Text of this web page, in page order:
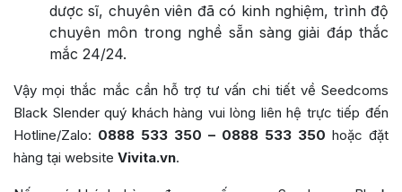
dược sĩ, chuyên viên đã có kinh nghiệm, trình độ
chuyên môn trong nghề sẵn sàng giải đáp thắc
mắc 24/24.
Vậy mọi thắc mắc cần hỗ trợ tư vấn chi tiết về Seedcoms
Black Slender quý khách hàng vui lòng liên hệ trực tiếp đến
Hotline/Zalo: 0888 533 350 – 0888 533 350 hoặc đặt
hàng tại website Vivita.vn.